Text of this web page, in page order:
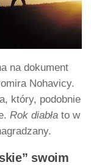
na dokument
Nohavicy.
który, podobnie
Rok diabła to w
swoim